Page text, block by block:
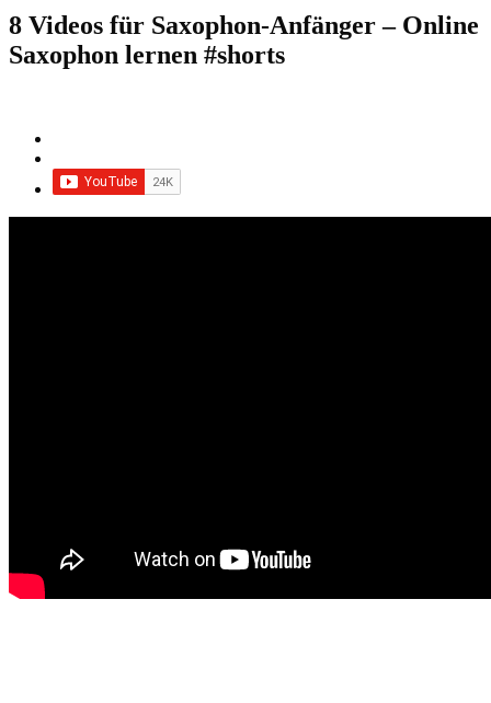
8 Videos für Saxophon-Anfänger – Online
Saxophon lernen #shorts